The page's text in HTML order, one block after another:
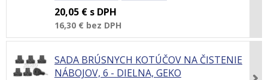
20,05 € s DPH
16,30 € bez DPH
SADA BRÚSNYCH KOTÚČOV NA ČISTENIE
NÁBOJOV, 6 - DIELNA, GEKO